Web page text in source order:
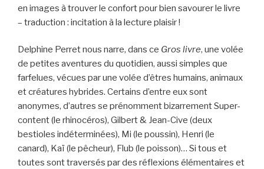
en images à trouver le confort pour bien savourer le livre
– traduction : incitation à la lecture plaisir !
Delphine Perret nous narre, dans ce Gros livre, une volée
de petites aventures du quotidien, aussi simples que
farfelues, vécues par une volée d’êtres humains, animaux
et créatures hybrides. Certains d’entre eux sont
anonymes, d’autres se prénomment bizarrement Super-
content (le rhinocéros), Gilbert & Jean-Cive (deux
bestioles indéterminées), Mi (le poussin), Henri (le
canard), Kaï (le pêcheur), Flub (le poisson)… Si tous et
toutes sont traversés par des réflexions élémentaires et